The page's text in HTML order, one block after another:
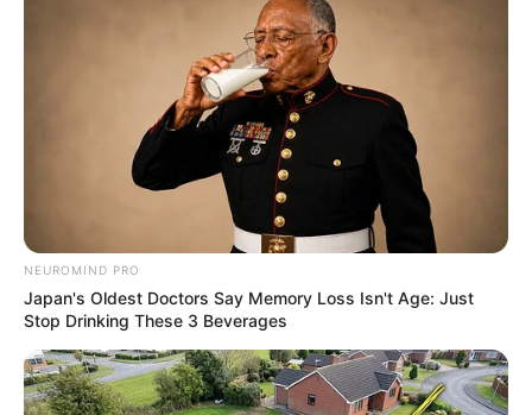
Casa e
Construção
Você sabe como fazer cortina ? É isso mesmo! É
plenamente possível fazer cortinas com as
próprias mãos e deixar a decoração da sua casa
Afinal, esse, que é um item tão essencial para
NEUROMIND PRO
Japan's Oldest Doctors Say Memory Loss Isn't Age: Just
Stop Drinking These 3 Beverages